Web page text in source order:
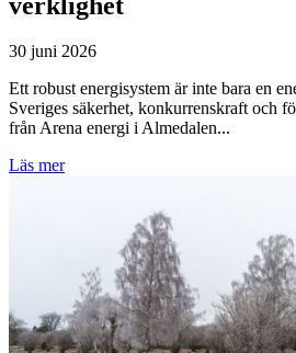
30 juni 2026
Ett robust energisystem är inte bara en
från Arena energi i Almedalen...
Läs mer